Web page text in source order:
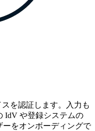
を認証します。入力も
IdV や登録システムの
をオンボーディングで